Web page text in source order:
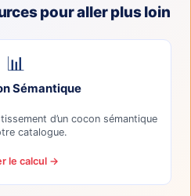
pour aller plus loin
📊
Sémantique
d’un cocon sémantique
catalogue.
le calcul →